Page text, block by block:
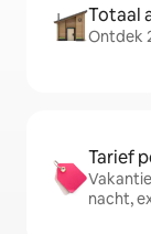
Totaal
Ontdek
Tarief
nacht,